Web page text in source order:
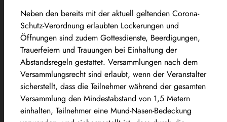
Neben den bereits mit der aktuell geltenden Corona-
Schutz-Verordnung erlaubten Lockerungen und
Öffnungen sind zudem Gottesdienste, Beerdigungen,
Trauerfeiern und Trauungen bei Einhaltung der
Abstandsregeln gestattet. Versammlungen nach dem
Versammlungsrecht sind erlaubt, wenn der Veranstalter
sicherstellt, dass die Teilnehmer während der gesamten
Versammlung den Mindestabstand von 1,5 Metern
einhalten, Teilnehmer eine Mund-Nasen-Bedeckung